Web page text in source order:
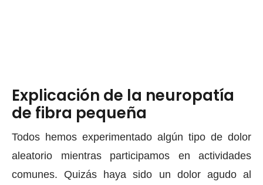
Explicación de la neuropatía
de fibra pequeña
Todos hemos experimentado algún tipo de dolor
aleatorio mientras participamos en actividades
comunes. Quizás haya sido un dolor agudo al